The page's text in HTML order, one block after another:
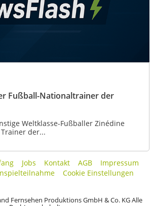
Fußball-Nationaltrainer der
Weltklasse-Fußballer Zinédine
der...
Jobs Kontakt AGB
Impressum
Cookie Einstellungen
Fernsehen Produktions GmbH & Co. KG Alle